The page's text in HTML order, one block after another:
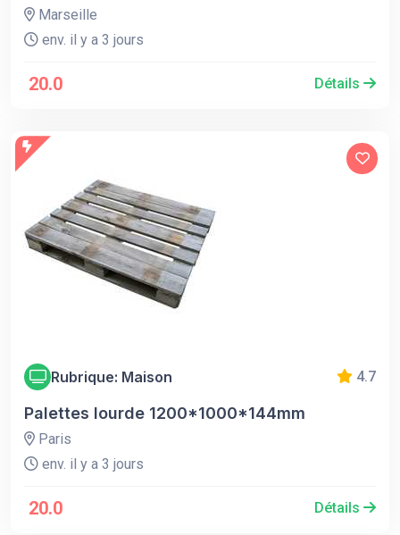
Marseille
env. il y a 3 jours
20.0 Détails
Rubrique: Maison 4.7
Palettes lourde 1200*1000*144mm
Paris
env. il y a 3 jours
20.0 Détails